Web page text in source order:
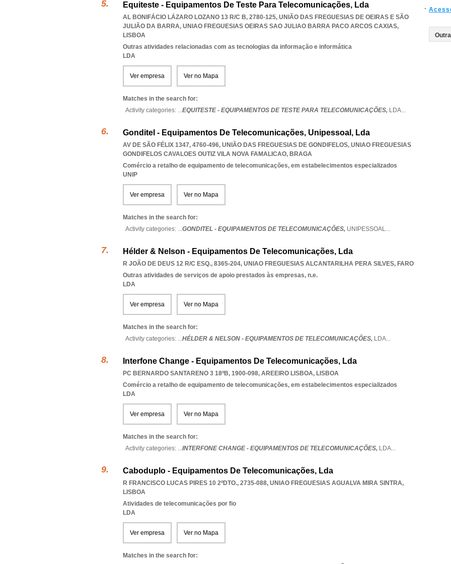
Equiteste - Equipamentos De Teste Para Telecomunicações, Lda
AL BONIFÁCIO LÁZARO LOZANO 13 R/C B, 2780-125, UNIÃO DAS FREGUESIAS DE OEIRAS E SÃO
JULIÃO DA BARRA, UNIAO FREGUESIAS OEIRAS SAO JULIAO BARRA PACO ARCOS CAXIAS,
LISBOA
Outras atividades relacionadas com as tecnologias da informação e informática
LDA
Ver empresa Ver no Mapa
Matches in the search for:
Activity categories: ...EQUITESTE - EQUIPAMENTOS DE TESTE PARA TELECOMUNICAÇÕES, LDA...
Gonditel - Equipamentos De Telecomunicações, Unipessoal, Lda
AV DE SÃO FÉLIX 1347, 4760-496, UNIÃO DAS FREGUESIAS DE GONDIFELOS, UNIAO FREGUESIAS
GONDIFELOS CAVALOES OUTIZ VILA NOVA FAMALICAO, BRAGA
Comércio a retalho de equipamento de telecomunicações, em estabelecimentos especializados
UNIP
Ver empresa Ver no Mapa
Matches in the search for:
Activity categories: ...GONDITEL - EQUIPAMENTOS DE TELECOMUNICAÇÕES, UNIPESSOAL...
Hélder & Nelson - Equipamentos De Telecomunicações, Lda
R JOÃO DE DEUS 12 R/C ESQ., 8365-204, UNIAO FREGUESIAS ALCANTARILHA PERA SILVES, FARO
Outras atividades de serviços de apoio prestados às empresas, n.e.
LDA
Ver empresa Ver no Mapa
Matches in the search for:
Activity categories: ...HÉLDER & NELSON - EQUIPAMENTOS DE TELECOMUNICAÇÕES, LDA...
Interfone Change - Equipamentos De Telecomunicações, Lda
PC BERNARDO SANTARENO 3 18ºB, 1900-098, AREEIRO LISBOA, LISBOA
Comércio a retalho de equipamento de telecomunicações, em estabelecimentos especializados
LDA
Ver empresa Ver no Mapa
Matches in the search for:
Activity categories: ...INTERFONE CHANGE - EQUIPAMENTOS DE TELECOMUNICAÇÕES, LDA...
Caboduplo - Equipamentos De Telecomunicações, Lda
R FRANCISCO LUCAS PIRES 10 2ºDTO., 2735-088, UNIAO FREGUESIAS AGUALVA MIRA SINTRA,
LISBOA
Atividades de telecomunicações por fio
LDA
Ver empresa Ver no Mapa
Matches in the search for: